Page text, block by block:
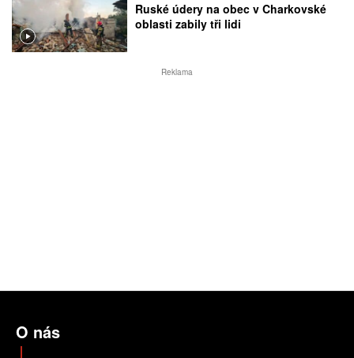
Ruské údery na obec v Charkovské
oblasti zabily tři lidi
Reklama
O nás